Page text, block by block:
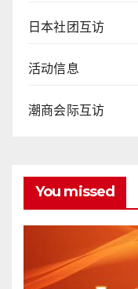
日本社团互访
活动信息
潮商会际互访
You missed